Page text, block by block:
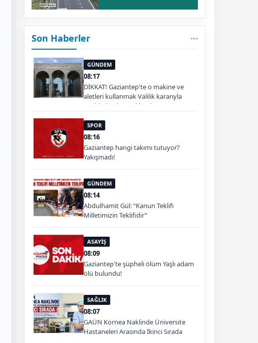
Son Haberler
GÜNDEM
08:17
DİKKAT! Gaziantep'te o makine ve
aletleri kullanmak Valilik kararıyla
geçici olarak yasaklandı
SPOR
08:16
Gaziantep hangi takımı tutuyor?
Yakışmadı!
GÜNDEM
08:14
Abdulhamit Gül: “Kanun Teklifi
Milletimizin Teklifidir”
ASAYİŞ
08:09
Gaziantep'te şüpheli ölüm Yaşlı adam
ölü bulundu!
SAĞLIK
08:07
GAÜN Kornea Naklinde Üniversite
Hastaneleri Arasında İkinci Sırada